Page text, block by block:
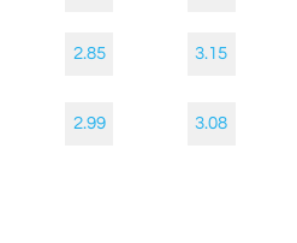
2.85 3.15
2.99 3.08